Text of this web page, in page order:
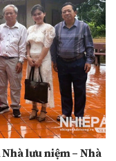
lưu niệm – Nhà